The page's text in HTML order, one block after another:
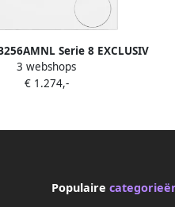
Serie 8 EXCLUSIV
Wasmachine
3 webshops
€ 1.274,-
Populaire